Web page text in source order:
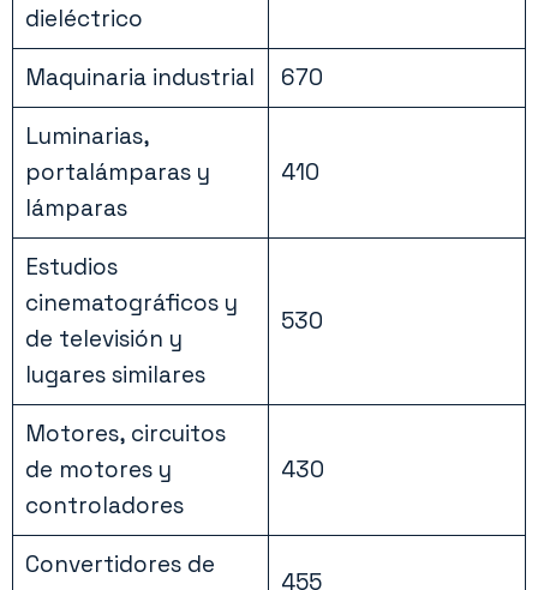
dieléctrico
Maquinaria industrial
670
Luminarias,
portalámparas y
lámparas
410
Estudios
cinematográficos y
de televisión y
lugares similares
530
Motores, circuitos
de motores y
controladores
430
Convertidores de
455